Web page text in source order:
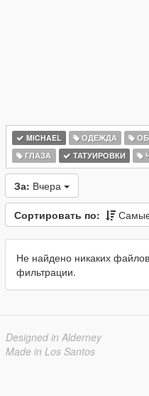
MICHAEL ОДЕЖДА
ГЛАЗА
ТАТУИРОВКИ
За: Вчера
Сортировать по:
Не найдено никаких
фильтрации.
Designed in Alderney
Made in Los Santos